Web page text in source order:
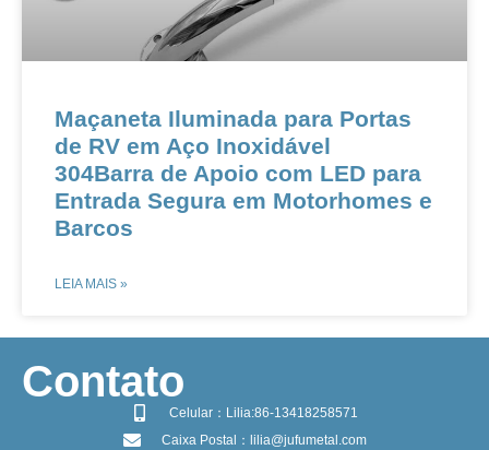
Maçaneta Iluminada para Portas
de RV em Aço Inoxidável
304Barra de Apoio com LED para
Entrada Segura em Motorhomes e
Barcos
LEIA MAIS »
​Contato
Celular：Lilia:86-13418258571
Caixa Postal：lilia@jufumetal.com